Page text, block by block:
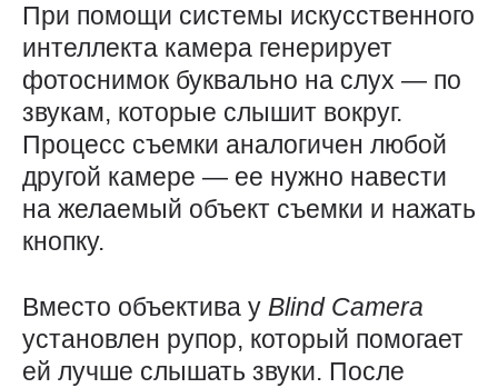
При помощи системы искусственного
интеллекта камера генерирует
фотоснимок буквально на слух — по
звукам, которые слышит вокруг.
Процесс съемки аналогичен любой
другой камере — ее нужно навести
на желаемый объект съемки и нажать
кнопку.
Вместо объектива у Blind Camera
установлен рупор, который помогает
ей лучше слышать звуки. После